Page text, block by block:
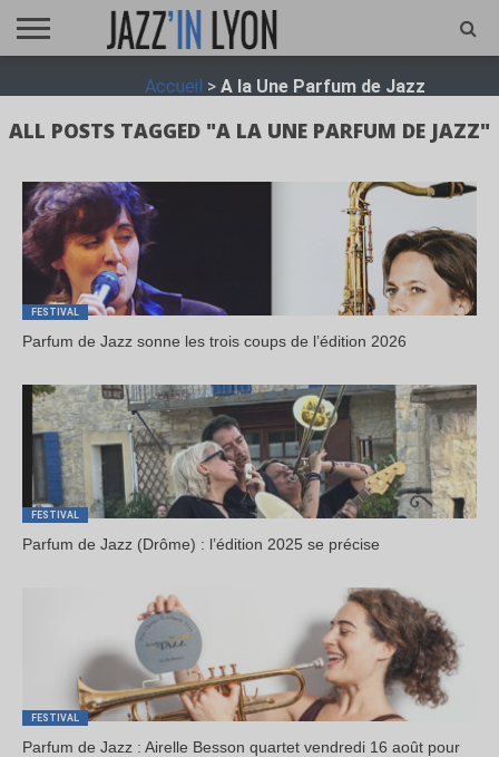
FESTIVAL
VIDÉO
JAZZFOCUS
JAZZAGENDA
JAZZSHOP
ENTRETIEN
OPUS Accueil > A la Une Parfum de Jazz
ALL POSTS TAGGED "A LA UNE PARFUM DE JAZZ"
FESTIVAL
Parfum de Jazz sonne les trois coups de l’édition 2026
FESTIVAL
Parfum de Jazz (Drôme) : l’édition 2025 se précise
FESTIVAL
Parfum de Jazz : Airelle Besson quartet vendredi 16 août pour